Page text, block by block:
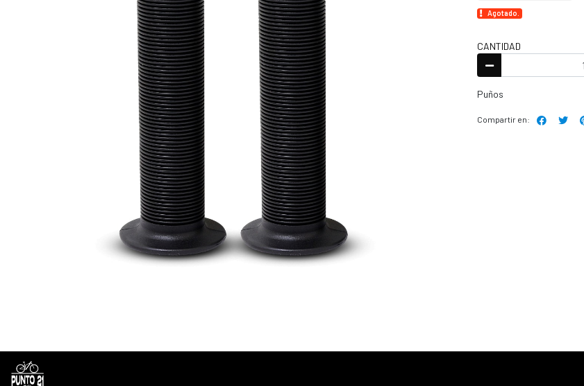
Agotado.
CANTIDAD
Puños
Compartir en: